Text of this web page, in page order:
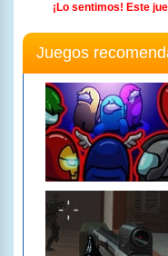
¡Lo sentimos! Este
Juegos